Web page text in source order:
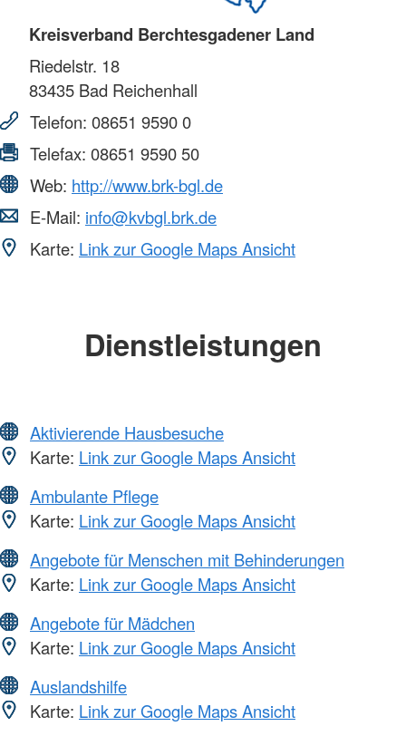
Kreisverband Berchtesgadener Land
Riedelstr. 18
83435 Bad Reichenhall
Telefon: 08651 9590 0
Telefax: 08651 9590 50
Web: http://www.brk-bgl.de
E-Mail: info@kvbgl.brk.de
Karte: Link zur Google Maps Ansicht
Dienstleistungen
Aktivierende Hausbesuche
Karte: Link zur Google Maps Ansicht
Ambulante Pflege
Karte: Link zur Google Maps Ansicht
Angebote für Menschen mit Behinderungen
Karte: Link zur Google Maps Ansicht
Angebote für Mädchen
Karte: Link zur Google Maps Ansicht
Auslandshilfe
Karte: Link zur Google Maps Ansicht